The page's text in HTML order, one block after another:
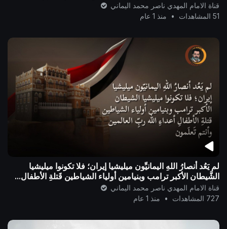
قناة الامام المهدي ناصر محمد اليماني
51 المشاهدات
• منذ 1 عام
لم يَعُد أنصارُ اللهِ اليمانيِّون ميليشيا إيران؛ فلا تكونوا ميليشيا
الشَّيطان الأكبر ترامب وبنيامين أولياء الشياطين قَتلةِ الأطفالِ...
قناة الامام المهدي ناصر محمد اليماني
727 المشاهدات
• منذ 1 عام